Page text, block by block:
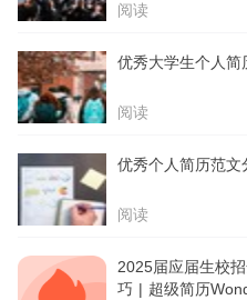
阅读
优秀大学生个人简
阅读
优秀个人简历范文
阅读
2025届应届生校
巧 | 超级简历